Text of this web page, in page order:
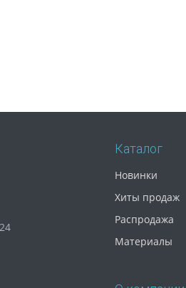
Каталог
Новинки
Хиты продаж
Распродажа
Материалы